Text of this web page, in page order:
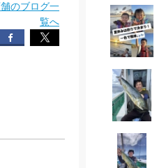
のブログ一
覧へ